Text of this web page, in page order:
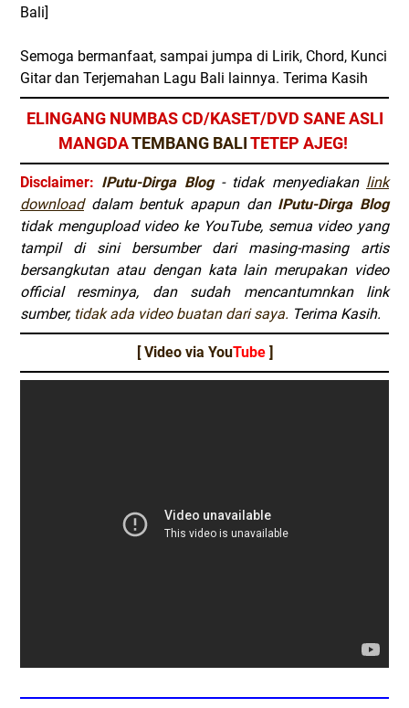
Bali]
Semoga bermanfaat, sampai jumpa di Lirik, Chord, Kunci
Gitar dan Terjemahan Lagu Bali lainnya. Terima Kasih
ELINGANG NUMBAS CD/KASET/DVD SANE ASLI
MANGDATEMBANG BALITETEP AJEG!
Disclaimer: IPutu-Dirga Blog- tidak menyediakan link
downloaddalam bentuk apapun dan IPutu-Dirga Blog
tidak mengupload video ke YouTube, semua video yang
tampil di sini bersumber dari masing-masing artis
bersangkutan atau dengan kata lain merupakan video
official resminya, dan sudah mencantumnkan link
sumber, tidak ada video buatan dari saya. Terima Kasih.
[ Video via YouTube]